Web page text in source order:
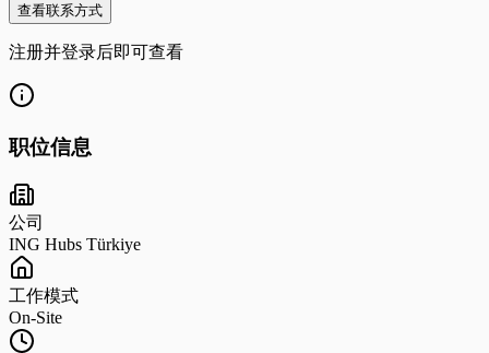
查看联系方式
注册并登录后即可查看
职位信息
公司
ING Hubs Türkiye
工作模式
On-Site